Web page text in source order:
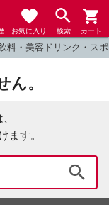
お気に入り 検索 カート
料・美容ドリンク・ス
ん。
ます。